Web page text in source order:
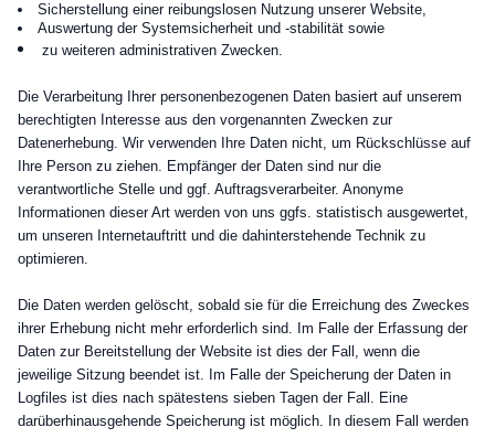
Sicherstellung einer reibungslosen Nutzung unserer Website,
Auswertung der Systemsicherheit und -stabilität sowie
zu weiteren administrativen Zwecken.
Die Verarbeitung Ihrer personenbezogenen Daten basiert auf unserem
berechtigten Interesse aus den vorgenannten Zwecken zur
Datenerhebung. Wir verwenden Ihre Daten nicht, um Rückschlüsse auf
Ihre Person zu ziehen. Empfänger der Daten sind nur die
verantwortliche Stelle und ggf. Auftragsverarbeiter. Anonyme
Informationen dieser Art werden von uns ggfs. statistisch ausgewertet,
um unseren Internetauftritt und die dahinterstehende Technik zu
optimieren.
Die Daten werden gelöscht, sobald sie für die Erreichung des Zweckes
ihrer Erhebung nicht mehr erforderlich sind. Im Falle der Erfassung der
Daten zur Bereitstellung der Website ist dies der Fall, wenn die
jeweilige Sitzung beendet ist. Im Falle der Speicherung der Daten in
Logfiles ist dies nach spätestens sieben Tagen der Fall. Eine
darüberhinausgehende Speicherung ist möglich. In diesem Fall werden